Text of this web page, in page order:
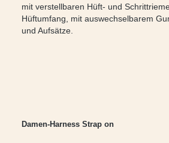
Damen-Harness Strap on